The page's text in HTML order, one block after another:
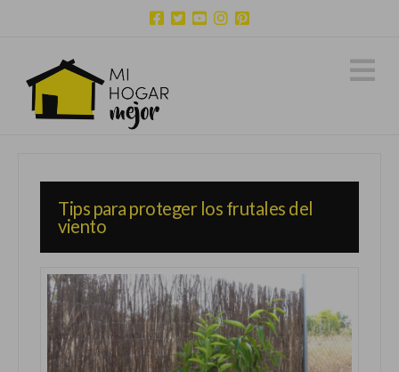
Tips para proteger los frutales del
viento